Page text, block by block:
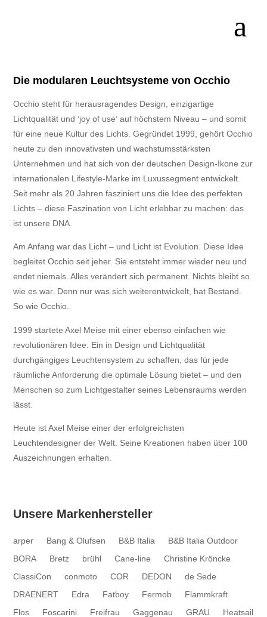
Die modularen Leuchtsysteme von Occhio
Occhio steht für herausragendes Design, einzigartige
Lichtqualität und ‘joy of use‘ auf höchstem Niveau – und somit
für eine neue Kultur des Lichts. Gegründet 1999, gehört Occhio
heute zu den innovativsten und wachstumsstärksten
Unternehmen und hat sich von der deutschen Design-Ikone zur
internationalen Lifestyle-Marke im Luxussegment entwickelt.
Seit mehr als 20 Jahren fasziniert uns die Idee des perfekten
Lichts – diese Faszination von Licht erlebbar zu machen: das
ist unsere DNA.
Am Anfang war das Licht – und Licht ist Evolution. Diese Idee
begleitet Occhio seit jeher. Sie entsteht immer wieder neu und
endet niemals. Alles verändert sich permanent. Nichts bleibt so
wie es war. Denn nur was sich weiterentwickelt, hat Bestand.
So wie Occhio.
1999 startete Axel Meise mit einer ebenso einfachen wie
revolutionären Idee: Ein in Design und Lichtqualität
durchgängiges Leuchtensystem zu schaffen, das für jede
räumliche Anforderung die optimale Lösung bietet – und den
Menschen so zum Lichtgestalter seines Lebensraums werden
lässt.
Heute ist Axel Meise einer der erfolgreichsten
Leuchtendesigner der Welt. Seine Kreationen haben über 100
Auszeichnungen erhalten.
Unsere Markenhersteller
arper Bang & Olufsen B&B Italia
B&B Italia Outdoor
BORA
Bretz brühl Cane-line
Christine Kröncke
ClassiCon
conmoto COR DEDON
de Sede
DRAENERT
Edra Fatboy Fermob
Flammkraft
Flos
Foscarini Freifrau Gaggenau GRAU
Heatsail